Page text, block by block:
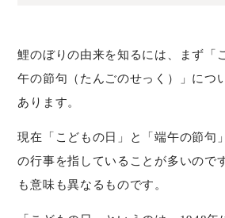
鯉のぼりの由来を知るには、まず「
午の節句（たんごのせっく）」につ
あります。
現在「こどもの日」と「端午の節句
の行事を指していることが多いので
も意味も異なるものです。